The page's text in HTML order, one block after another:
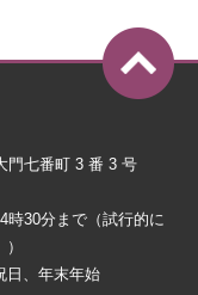
七番町 3 番 3 号
時30分まで（試行的に
日、年末年始